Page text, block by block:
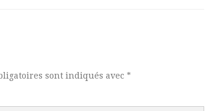
sont indiqués avec *